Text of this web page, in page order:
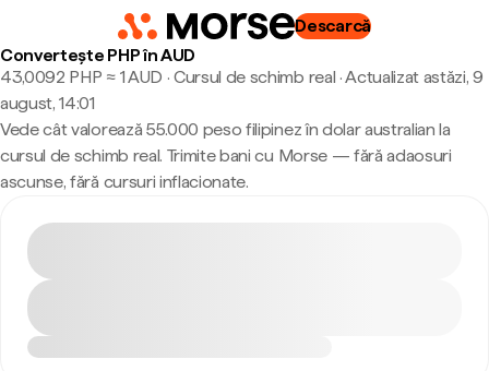
Descarcă
Convertește PHP în AUD
43,0092 PHP ≈ 1 AUD · Cursul de schimb real ·Actualizat astăzi, 9
august, 14:01
Vede cât valorează 55.000 peso filipinez în dolar australian la
cursul de schimb real. Trimite bani cu Morse — fără adaosuri
ascunse, fără cursuri inflacionate.